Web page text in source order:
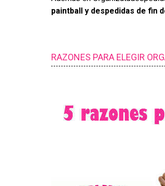
paintball y despedidas de fin
RAZONES PARA ELEGIR